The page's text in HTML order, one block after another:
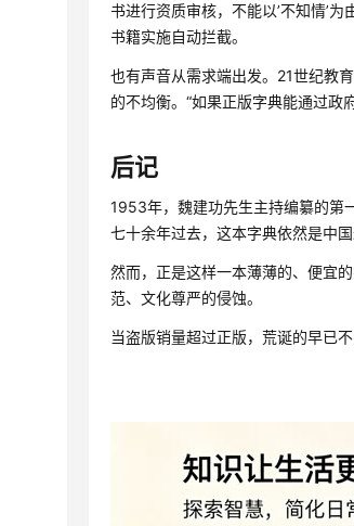
书进行资质审核，不能以’不知情’
书籍实施自动拦截。
也有声音从需求端出发。21世纪教
的不均衡。“如果正版字典能通过政
后记
1953年，魏建功先生主持编纂的第
七十余年过去，这本字典依然是中
然而，正是这样一本薄薄的、便宜
范、文化尊严的侵蚀。
当盗版销量超过正版，荒诞的早已不